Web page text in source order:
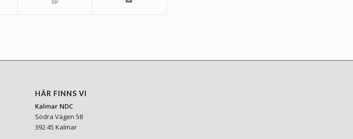
HÄR FINNS VI
Kalmar NDC
Södra Vägen 58
392 45 Kalmar